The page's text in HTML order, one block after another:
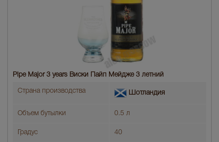
Pipe Major 3 years Виски Пайп Мейдже 3 летний
Страна производства Шотландия
Объем бутылки 0.5 л
Градус 40